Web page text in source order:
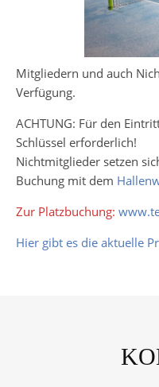
Mitgliedern und auch
Verfügung.
ACHTUNG: Für den
Schlüssel erforderlich!
Nichtmitglieder setzen
Buchung mit dem
Zur Platzbuchung:
Hier gibt es die aktuelle